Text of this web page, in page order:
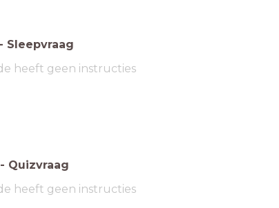
- Sleepvraag
heeft geen instructies
- Quizvraag
heeft geen instructies